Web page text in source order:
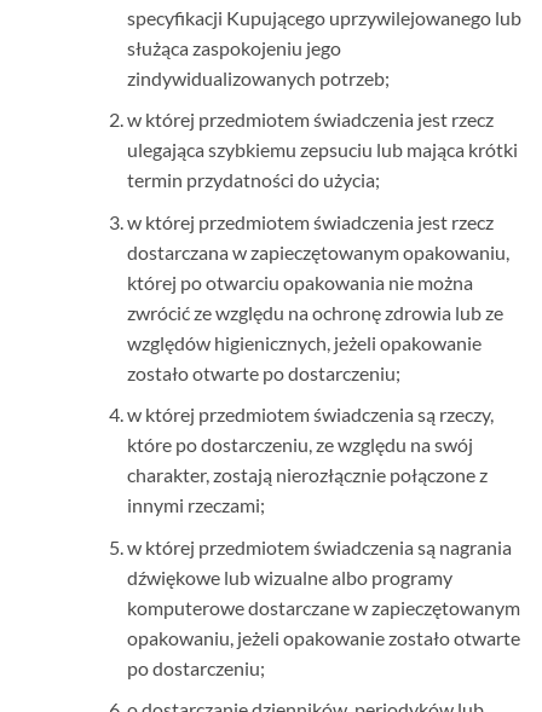
specyfikacji Kupującego uprzywilejowanego lub
służąca zaspokojeniu jego
zindywidualizowanych potrzeb;
w której przedmiotem świadczenia jest rzecz
ulegająca szybkiemu zepsuciu lub mająca krótki
termin przydatności do użycia;
w której przedmiotem świadczenia jest rzecz
dostarczana w zapieczętowanym opakowaniu,
której po otwarciu opakowania nie można
zwrócić ze względu na ochronę zdrowia lub ze
względów higienicznych, jeżeli opakowanie
zostało otwarte po dostarczeniu;
w której przedmiotem świadczenia są rzeczy,
które po dostarczeniu, ze względu na swój
charakter, zostają nierozłącznie połączone z
innymi rzeczami;
w której przedmiotem świadczenia są nagrania
dźwiękowe lub wizualne albo programy
komputerowe dostarczane w zapieczętowanym
opakowaniu, jeżeli opakowanie zostało otwarte
po dostarczeniu;